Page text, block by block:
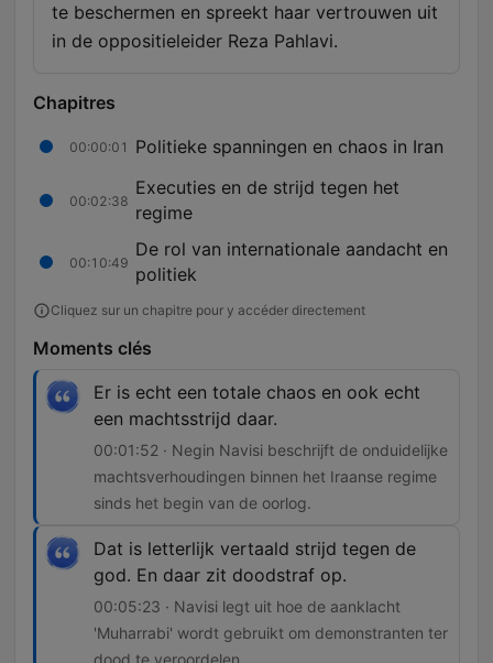
te beschermen en spreekt haar vertrouwen uit
in de oppositieleider Reza Pahlavi.
Chapitres
00:00:01 Politieke spanningen en chaos in Iran
00:02:38
Executies en de strijd tegen het
regime
00:10:49
De rol van internationale aandacht en
politiek
Cliquez sur un chapitre pour y accéder directement
Moments clés
Er is echt een totale chaos en ook echt
een machtsstrijd daar.
00:01:52 · Negin Navisi beschrijft de onduidelijke
machtsverhoudingen binnen het Iraanse regime
sinds het begin van de oorlog.
Dat is letterlijk vertaald strijd tegen de
god. En daar zit doodstraf op.
00:05:23 · Navisi legt uit hoe de aanklacht
'Muharrabi' wordt gebruikt om demonstranten ter